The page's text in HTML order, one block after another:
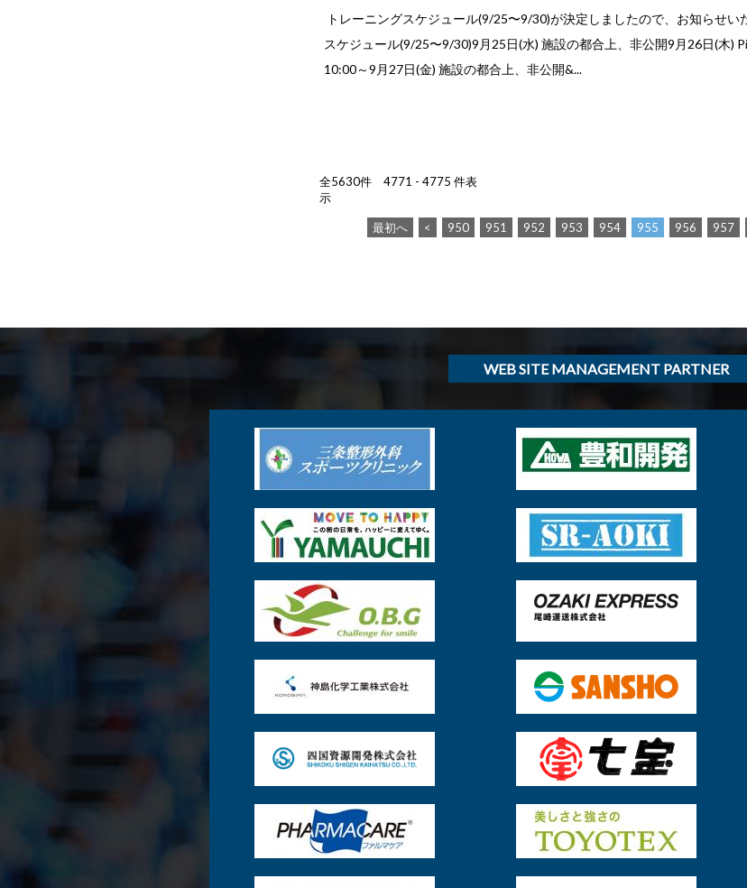
トレーニングスケジュール(9/25〜9/30)が決定しましたので、お知らせい
スケジュール(9/25〜9/30)9月25日(水) 施設の都合上、非公開9月26日(木)
10:00～9月27日(金) 施設の都合上、非公開&...
全5630件 4771 - 4775 件表
示
最初へ < 950 951 952 953 954 955 956 957
WEB SITE MANAGEMENT PARTNER